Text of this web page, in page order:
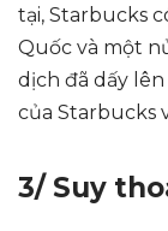
tại, Starbucks
Quốc và một
dịch đã dấy
của Starbucks
3/ Suy